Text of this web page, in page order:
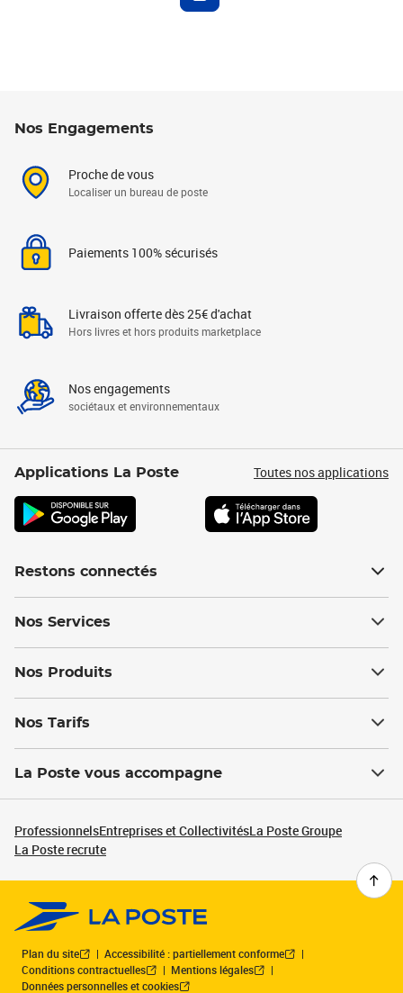
Nos Engagements
Proche de vous
Localiser un bureau de poste
Paiements 100% sécurisés
Livraison offerte dès 25€ d'achat
Hors livres et hors produits marketplace
Nos engagements
sociétaux et environnementaux
Applications La Poste Toutes nos applications
Restons connectés
Nos Services
Nos Produits
Nos Tarifs
La Poste vous accompagne
ProfessionnelsEntreprises et CollectivitésLa Poste Groupe
La Poste recrute
Plan du site
Accessibilité : partiellement conforme
Conditions contractuelles
Mentions légales
Données personnelles et cookies